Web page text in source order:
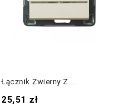
Łącznik Zwierny Z...
Cena
25,51 zł